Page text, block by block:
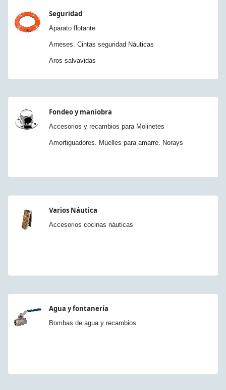
Seguridad
Aparato flotante
Arneses. Cintas seguridad Náuticas
Aros salvavidas
Fondeo y maniobra
Accesorios y recambios para Molinetes
Amortiguadores. Muelles para amarre. Norays
Varios Náutica
Accesorios cocinas náuticas
Agua y fontanería
Bombas de agua y recambios